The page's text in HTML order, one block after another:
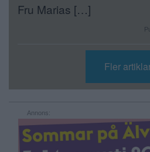
Fru Marias […]
Fler
Annons: